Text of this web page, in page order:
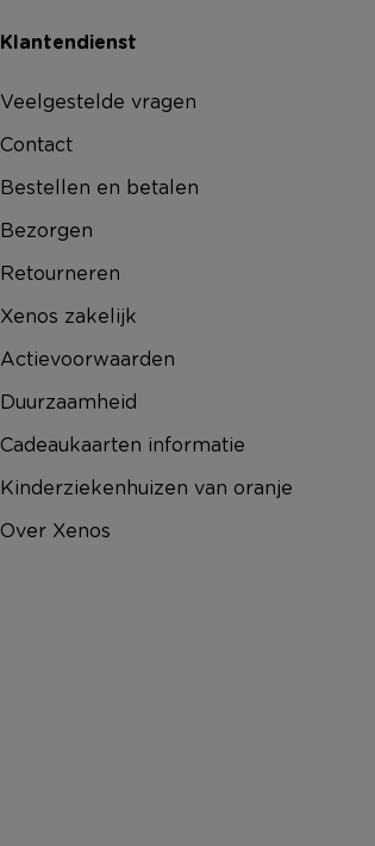
Klantendienst
Veelgestelde vragen
Contact
Bestellen en betalen
Bezorgen
Retourneren
Xenos zakelijk
Actievoorwaarden
Duurzaamheid
Cadeaukaarten informatie
Kinderziekenhuizen van oranje
Over Xenos